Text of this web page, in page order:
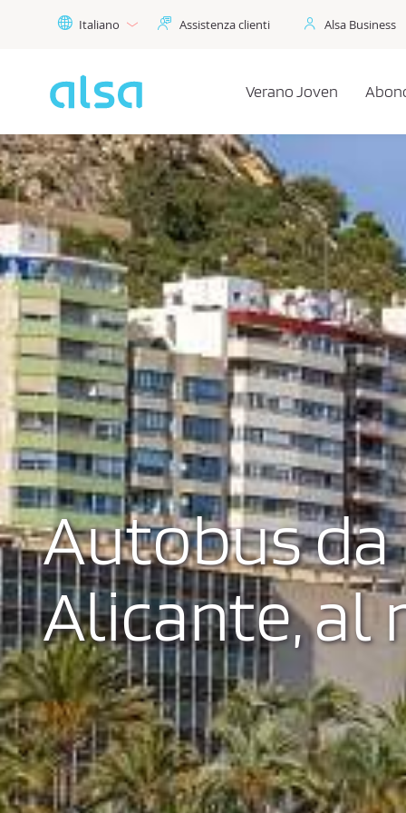
Skip to Main Content
Italiano Assistenza clienti Alsa Business
Verano Joven
Autobus da
Alicante, al